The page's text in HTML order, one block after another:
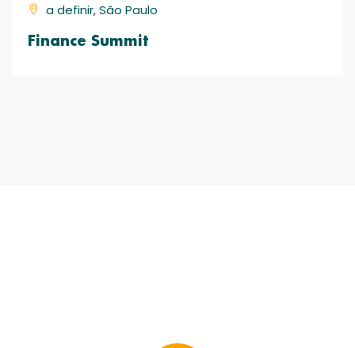
a definir, São Paulo
Finance Summit